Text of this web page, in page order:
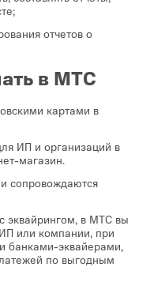
отчетов о
в МТС
картами в
ИП и организаций в
магазин.
сопровождаются
эквайрингом, в МТС вы
или компании, при
банками-эквайерами,
по выгодным